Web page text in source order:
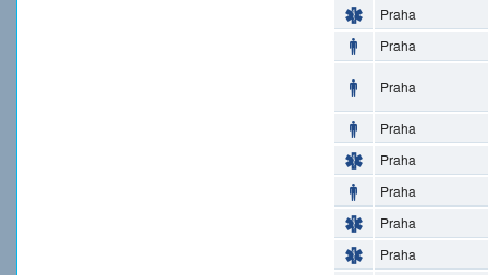
Praha
Praha
Praha
Praha
Praha
Praha
Praha
Praha